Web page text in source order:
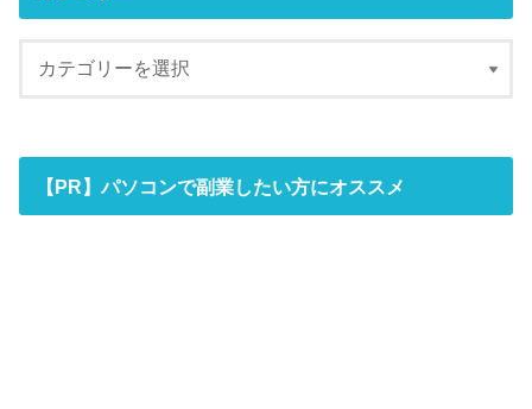
【PR】パソコンで副業したい方にオススメ